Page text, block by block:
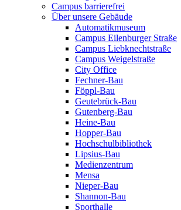
Campus barrierefrei
Über unsere Gebäude
Automatikmuseum
Campus Eilenburger Straße
Campus Liebknechtstraße
Campus Weigelstraße
City Office
Fechner-Bau
Föppl-Bau
Geutebrück-Bau
Gutenberg-Bau
Heine-Bau
Hopper-Bau
Hochschulbibliothek
Lipsius-Bau
Medienzentrum
Mensa
Nieper-Bau
Shannon-Bau
Sporthalle